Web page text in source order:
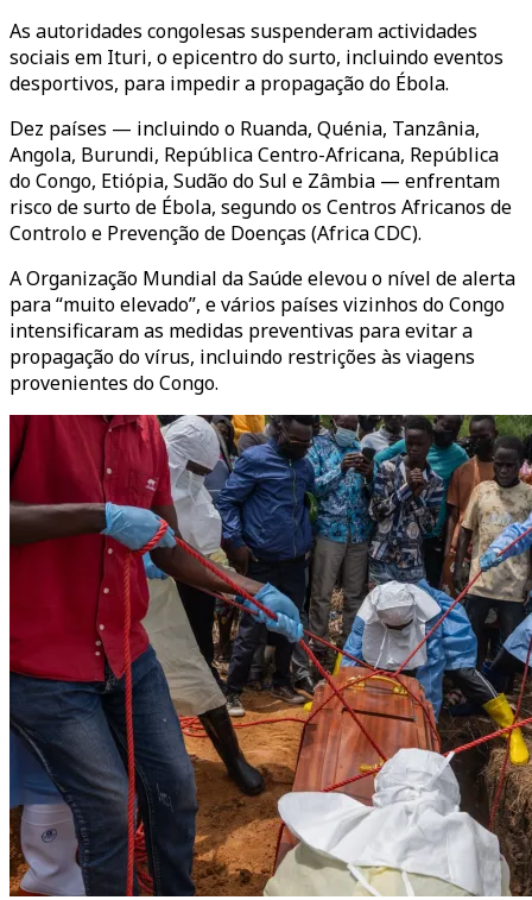
As autoridades congolesas suspenderam actividades
sociais em Ituri, o epicentro do surto, incluindo eventos
desportivos, para impedir a propagação do Ébola.
Dez países — incluindo o Ruanda, Quénia, Tanzânia,
Angola, Burundi, República Centro-Africana, República
do Congo, Etiópia, Sudão do Sul e Zâmbia — enfrentam
risco de surto de Ébola, segundo os Centros Africanos de
Controlo e Prevenção de Doenças (Africa CDC).
A Organização Mundial da Saúde elevou o nível de alerta
para “muito elevado”, e vários países vizinhos do Congo
intensificaram as medidas preventivas para evitar a
propagação do vírus, incluindo restrições às viagens
provenientes do Congo.